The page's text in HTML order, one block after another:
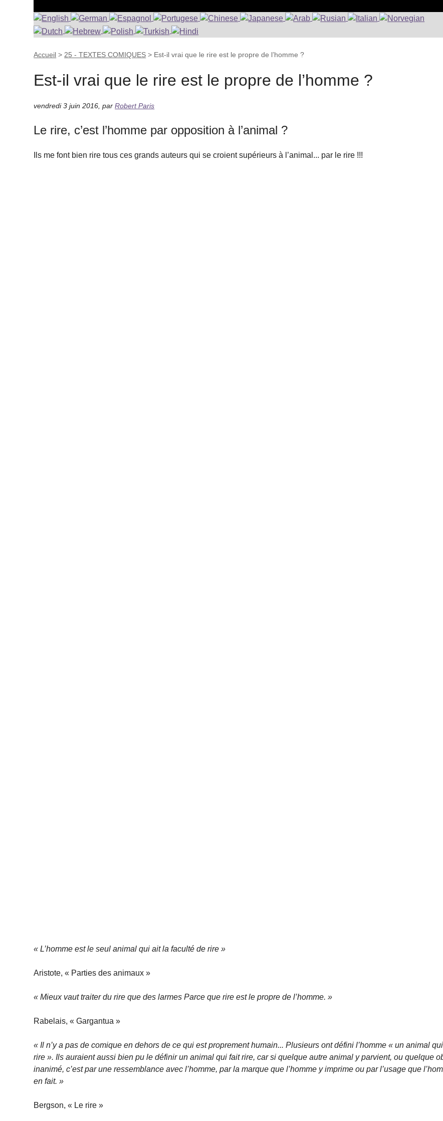
Accueil > 25 - TEXTES COMIQUES > Est-il vrai que le rire est le propre de l’homme ?
Est-il vrai que le rire est le propre de l’homme ?
vendredi 3 juin 2016 ,parRobert Paris
Le rire, c’est l’homme par opposition à l’animal ?
Ils me font bien rire tous ces grands auteurs qui se croient supérieurs à l’animal... par le rire !!!
« L’homme est le seul animal qui ait la faculté de rire »
Aristote, « Parties des animaux »
« Mieux vaut traiter du rire que des larmes Parce que rire est le propre de l’homme. »
Rabelais, « Gargantua »
« Il n’y a pas de comique en dehors de ce qui est proprement humain... Plusieurs ont défini l’homme « un animal
rire ». Ils auraient aussi bien pu le définir un animal qui fait rire, car si quelque autre animal y parvient, ou quelque
inanimé, c’est par une ressemblance avec l’homme, par la marque que l’homme y imprime ou par l’usage que
en fait. »
Bergson, « Le rire »